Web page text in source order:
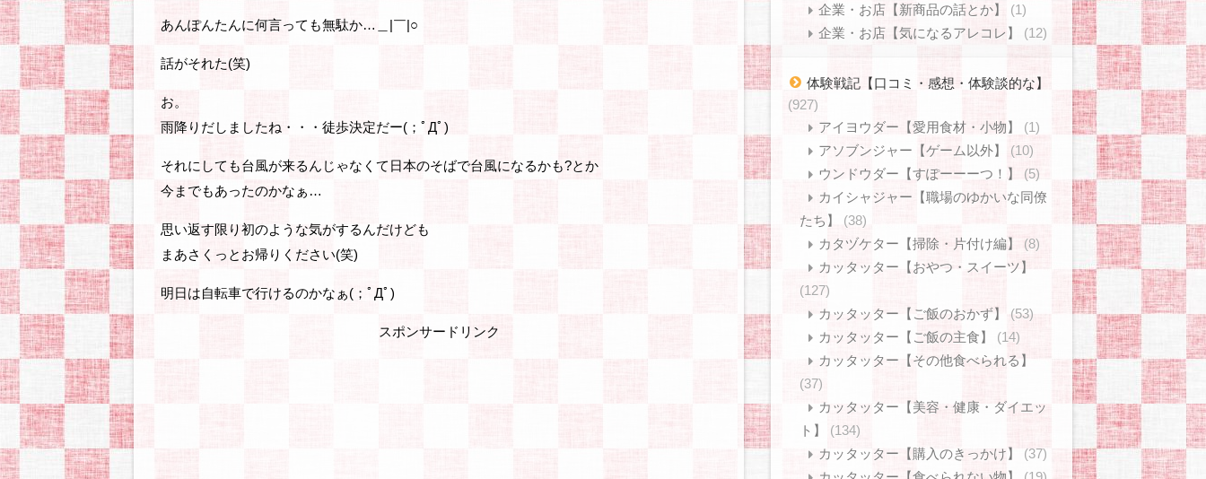
あんぽんたんに何言っても無駄か…＿|￣|○
話がそれた(笑)
お。
雨降りだしましたね・・・徒歩決定だー(；ﾟДﾟ)
それにしても台風が来るんじゃなくて日本のそばで台風になるかも?とか
今までもあったのかなぁ…
思い返す限り初のような気がするんだけども
まあさくっとお帰りください(笑)
明日は自転車で行けるのかなぁ(；ﾟДﾟ)
スポンサードリンク
企業・お店【新商品の話とか】
(1)
企業・お店【気になるアレコレ】
(12)
体験戦記【口コミ・感想・体験談的な】
(927)
アイヨウダー【愛用食材・小物】
(1)
アソブンジャー【ゲーム以外】
(10)
ウンドウダー【すぽーーーつ！】
(5)
カイシャジャー【職場のゆかいな同僚
たち】
(38)
カタヅケター【掃除・片付け編】
(8)
カッタッター【おやつ・スイーツ】
(127)
カッタッター【ご飯のおかず】
(53)
カッタッター【ご飯の主食】
(14)
カッタッター【その他食べられる】
(37)
カッタッター【美容・健康・ダイエッ
ト】
(134)
カッタッター【購入のきっかけ】
(37)